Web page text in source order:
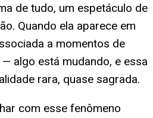
de tudo, um espetáculo de
Quando ela aparece em
a momentos de
algo está mudando, e essa
rara, quase sagrada.
com esse fenômeno